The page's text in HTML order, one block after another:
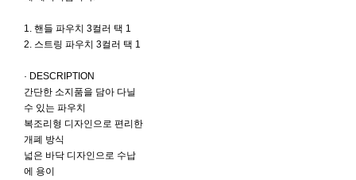
1. 핸들 파우치 3컬러 택 1
2. 스트링 파우치 3컬러 택 1
· DESCRIPTION
간단한 소지품을 담아 다닐
수 있는 파우치
복조리형 디자인으로 편리한
개폐 방식
넓은 바닥 디자인으로 수납
에 용이